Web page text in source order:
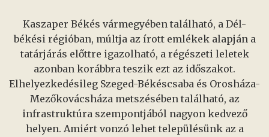
Kaszaper Békés vármegyében található, a Dél-
békési régióban, múltja az írott emlékek alapján a
tatárjárás előttre igazolható, a régészeti leletek
azonban korábbra teszik ezt az időszakot.
Elhelyezkedésileg Szeged-Békéscsaba és Orosháza-
Mezőkovácsháza metszésében található, az
infrastruktúra szempontjából nagyon kedvező
helyen. Amiért vonzó lehet településünk az a